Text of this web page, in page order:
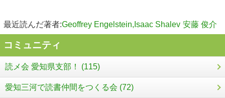
最近読んだ著者:Geoffrey Engelstein,Isaac Shalev 安藤 俊介
コミュニティ
読メ会 愛知県支部！ (115)
愛知三河で読書仲間をつくる会 (72)